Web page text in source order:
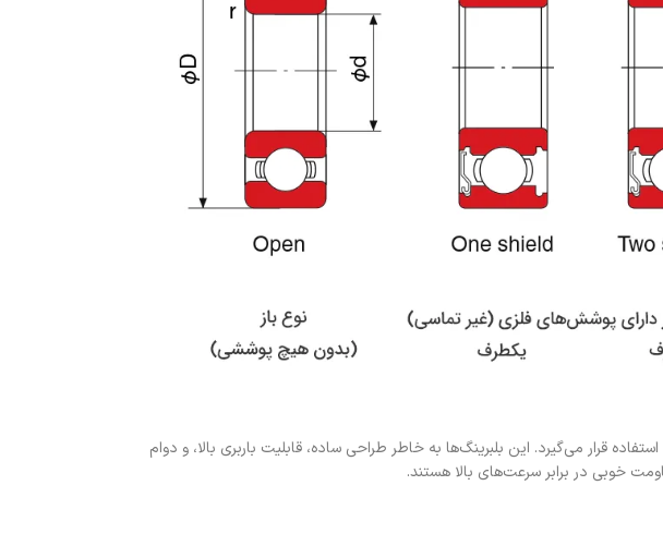
قرار می‌گیرد. این بلبرینگ‌ها به خاطر طراحی ساده، قابلیت باربری بالا، و دوام
خوبی در برابر سرعت‌های بالا هستند.